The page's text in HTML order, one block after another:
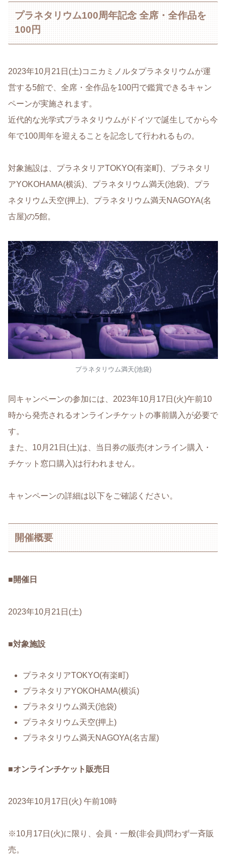
プラネタリウム100周年記念 全席・全作品を
100円
2023年10月21日(土)コニカミノルタプラネタリウムが運
営する5館で、全席・全作品を100円で鑑賞できるキャン
ペーンが実施されます。
近代的な光学式プラネタリウムがドイツで誕生してから今
年で100周年を迎えることを記念して行われるもの。
対象施設は、プラネタリアTOKYO(有楽町)、プラネタリ
アYOKOHAMA(横浜)、プラネタリウム満天(池袋)、プラ
ネタリウム天空(押上)、プラネタリウム満天NAGOYA(名
古屋)の5館。
プラネタリウム満天(池袋)
同キャンペーンの参加には、2023年10月17日(火)午前10
時から発売されるオンラインチケットの事前購入が必要で
す。
また、10月21日(土)は、当日券の販売(オンライン購入・
チケット窓口購入)は行われません。
キャンペーンの詳細は以下をご確認ください。
開催概要
■開催日
2023年10月21日(土)
■対象施設
プラネタリアTOKYO(有楽町)
プラネタリアYOKOHAMA(横浜)
プラネタリウム満天(池袋)
プラネタリウム天空(押上)
プラネタリウム満天NAGOYA(名古屋)
■オンラインチケット販売日
2023年10月17日(火) 午前10時
※10月17日(火)に限り、会員・一般(非会員)問わず一斉販
売。